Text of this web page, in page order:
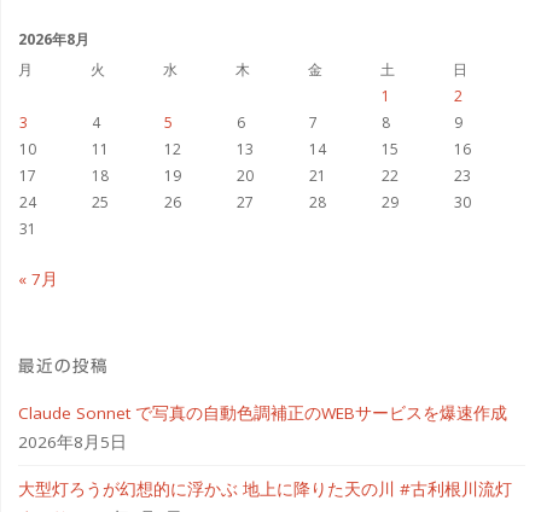
ブ
2026年8月
月
火 水 木 金 土
日
1
2
3
4 5 6 7 8
9
10
11 12 13 14 15
16
17
18 19 20 21 22
23
24
25 26 27 28 29
30
31
« 7月
最近の投稿
Claude Sonnet で写真の自動色調補正のWEBサービスを爆速作成
2026年8月5日
大型灯ろうが幻想的に浮かぶ 地上に降りた天の川 #古利根川流灯